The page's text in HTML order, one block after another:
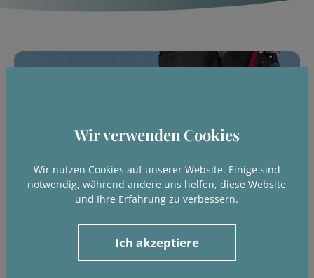
Wir verwenden Cookies
Wir nutzen Cookies auf unserer Website. Einige sind
notwendig, während andere uns helfen, diese Website
und Ihre Erfahrung zu verbessern.
Ich akzeptiere